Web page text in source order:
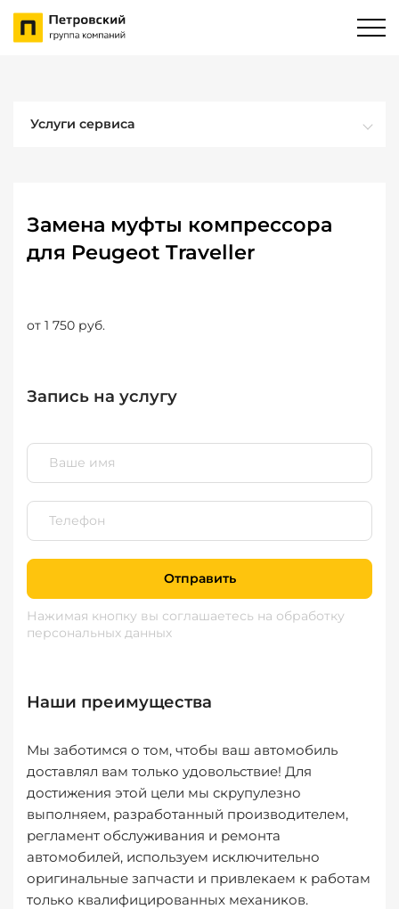
Услуги сервиса
Замена муфты компрессора
для Peugeot Traveller
от 1 750 руб.
Запись на услугу
Отправить
Нажимая кнопку вы соглашаетесь на обработку
персональных данных
Наши преимущества
Мы заботимся о том, чтобы ваш автомобиль
доставлял вам только удовольствие! Для
достижения этой цели мы скрупулезно
выполняем, разработанный производителем,
регламент обслуживания и ремонта
автомобилей, используем исключительно
оригинальные запчасти и привлекаем к работам
только квалифицированных механиков.